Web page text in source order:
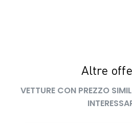
Altre
VETTURE CON PREZZO